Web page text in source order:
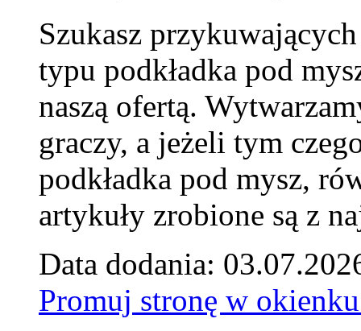
Szukasz
typu podkładka pod
naszą ofertą.
graczy, a jeżeli tym
podkładka pod mysz,
artykuły zrobione są z
Data dodania:
Promuj stronę w